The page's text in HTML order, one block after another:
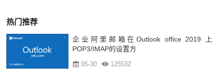
热门推荐
企业阿里邮箱在Outlook office 2019 上
POP3/IMAP的设置方
05-30 125532